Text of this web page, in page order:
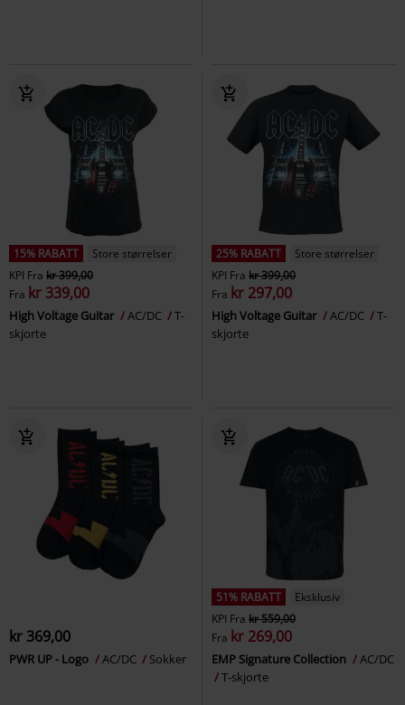
15% RABATT
Store størrelser
KPI Fra kr 399,00
Fra kr 339,00
High Voltage Guitar AC/DC
T-
skjorte
25% RABATT
Store størrelser
KPI Fra kr 399,00
Fra kr 297,00
High Voltage Guitar AC/DC
T-
skjorte
kr 369,00
PWR UP - Logo AC/DC Sokker
51% RABATT
Eksklusiv
KPI Fra kr 559,00
Fra kr 269,00
EMP Signature Collection
AC/DC
T-skjorte